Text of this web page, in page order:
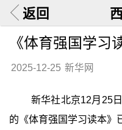
返回
《体育强国学习
2025-12-25 新华网
新华社北京12月25
的《体育强国学习读本》